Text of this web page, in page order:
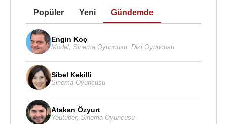
Popüler Yeni Gündemde
Engin Koç
Model Sinema Oyuncusu Dizi Oyuncusu
Sibel Kekilli
Sinema Oyuncusu
Atakan Özyurt
Youtuber, Sinema Oyuncusu